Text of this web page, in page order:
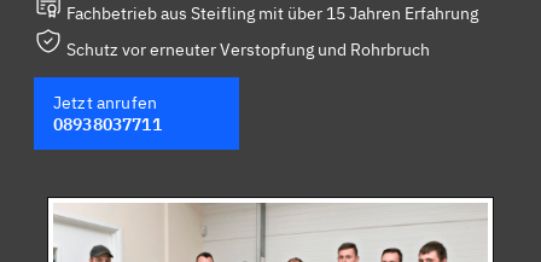
Fachbetrieb aus Steifling mit über 15 Jahren Erfahrung
Schutz vor erneuter Verstopfung und Rohrbruch
Jetzt anrufen
08938037711